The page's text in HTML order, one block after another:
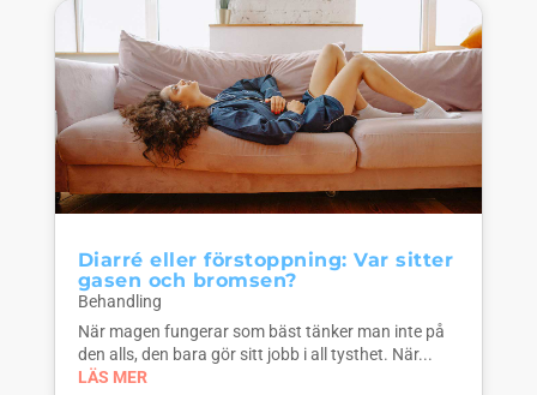
Diarré eller förstoppning: Var sitter
gasen och bromsen?
Behandling
När magen fungerar som bäst tänker man inte på
den alls, den bara gör sitt jobb i all tysthet. När...
LÄS MER